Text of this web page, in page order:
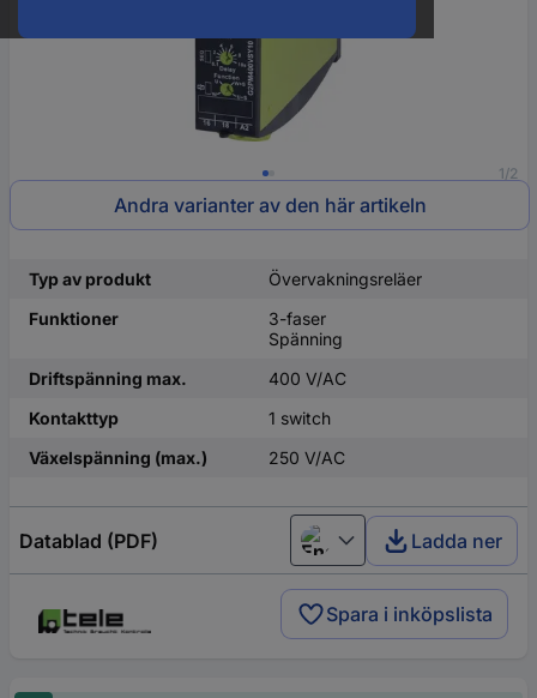
1/2
Andra varianter av den här artikeln
Typ av produkt
Övervakningsreläer
Funktioner
3-faser
Spänning
Driftspänning max.
400 V/AC
Kontakttyp
1 switch
Växelspänning (max.)
250 V/AC
Datablad (PDF) English Ladda ner
Spara i inköpslista